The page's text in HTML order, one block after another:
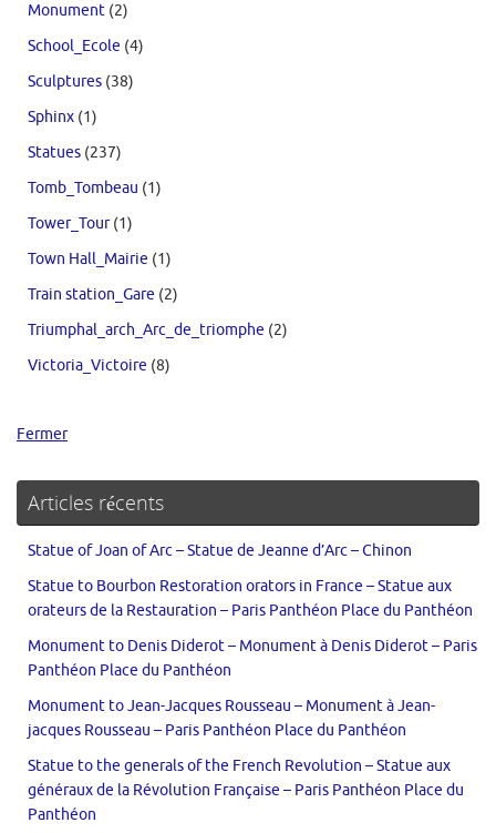
Monument (2)
School_Ecole (4)
Sculptures (38)
Sphinx (1)
Statues (237)
Tomb_Tombeau (1)
Tower_Tour(1)
Town Hall_Mairie (1)
Train station_Gare (2)
Triumphal_arch_Arc_de_triomphe (2)
Victoria_Victoire (8)
Fermer
Articles récents
Statue of Joan of Arc – Statue de Jeanne d’Arc – Chinon
Statue to Bourbon Restoration orators in France – Statue aux
orateurs de la Restauration – Paris Panthéon Place du Panthéon
Monument to Denis Diderot – Monument à Denis Diderot – Paris
Panthéon Place du Panthéon
Monument to Jean-Jacques Rousseau – Monument à Jean-
jacques Rousseau – Paris Panthéon Place du Panthéon
Statue to the generals of the French Revolution – Statue aux
généraux de la Révolution Française – Paris Panthéon Place du
Panthéon